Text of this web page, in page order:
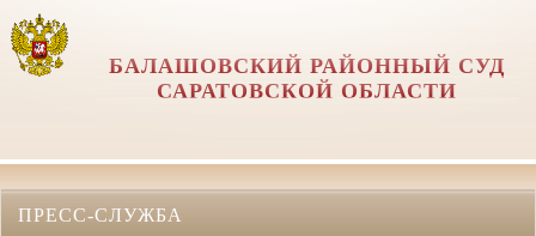
БАЛАШОВСКИЙ РАЙОННЫЙ СУД
САРАТОВСКОЙ ОБЛАСТИ
ПРЕСС-СЛУЖБА